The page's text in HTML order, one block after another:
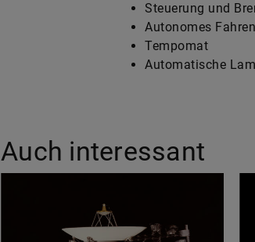
Steuerung und
Autonomes Fahren
Tempomat
Automatische
Auch interessant